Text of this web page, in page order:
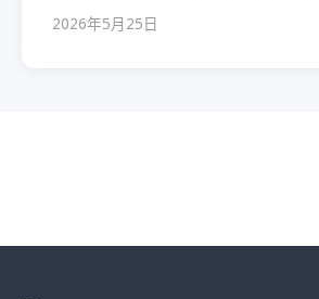
2026年5月25日